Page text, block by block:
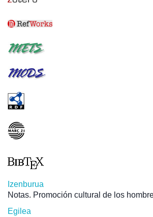
Izenburua
Notas. Promoción cultural de los
Egilea